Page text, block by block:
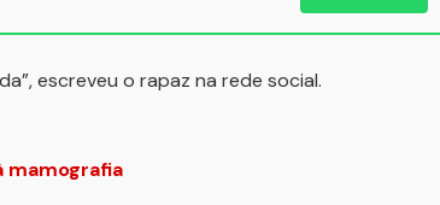
escreveu o rapaz na rede social.
mamografia